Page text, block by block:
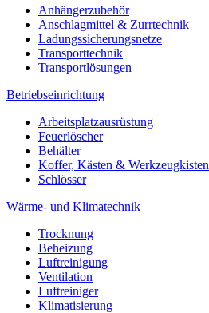
Anhängerzubehör
Anschlagmittel & Zurrtechnik
Ladungssicherungsnetze
Transporttechnik
Transportlösungen
Betriebseinrichtung
Arbeitsplatzausrüstung
Feuerlöscher
Behälter
Koffer, Kästen & Werkzeugkisten
Schlösser
Wärme- und Klimatechnik
Trocknung
Beheizung
Luftreinigung
Ventilation
Luftreiniger
Klimatisierung